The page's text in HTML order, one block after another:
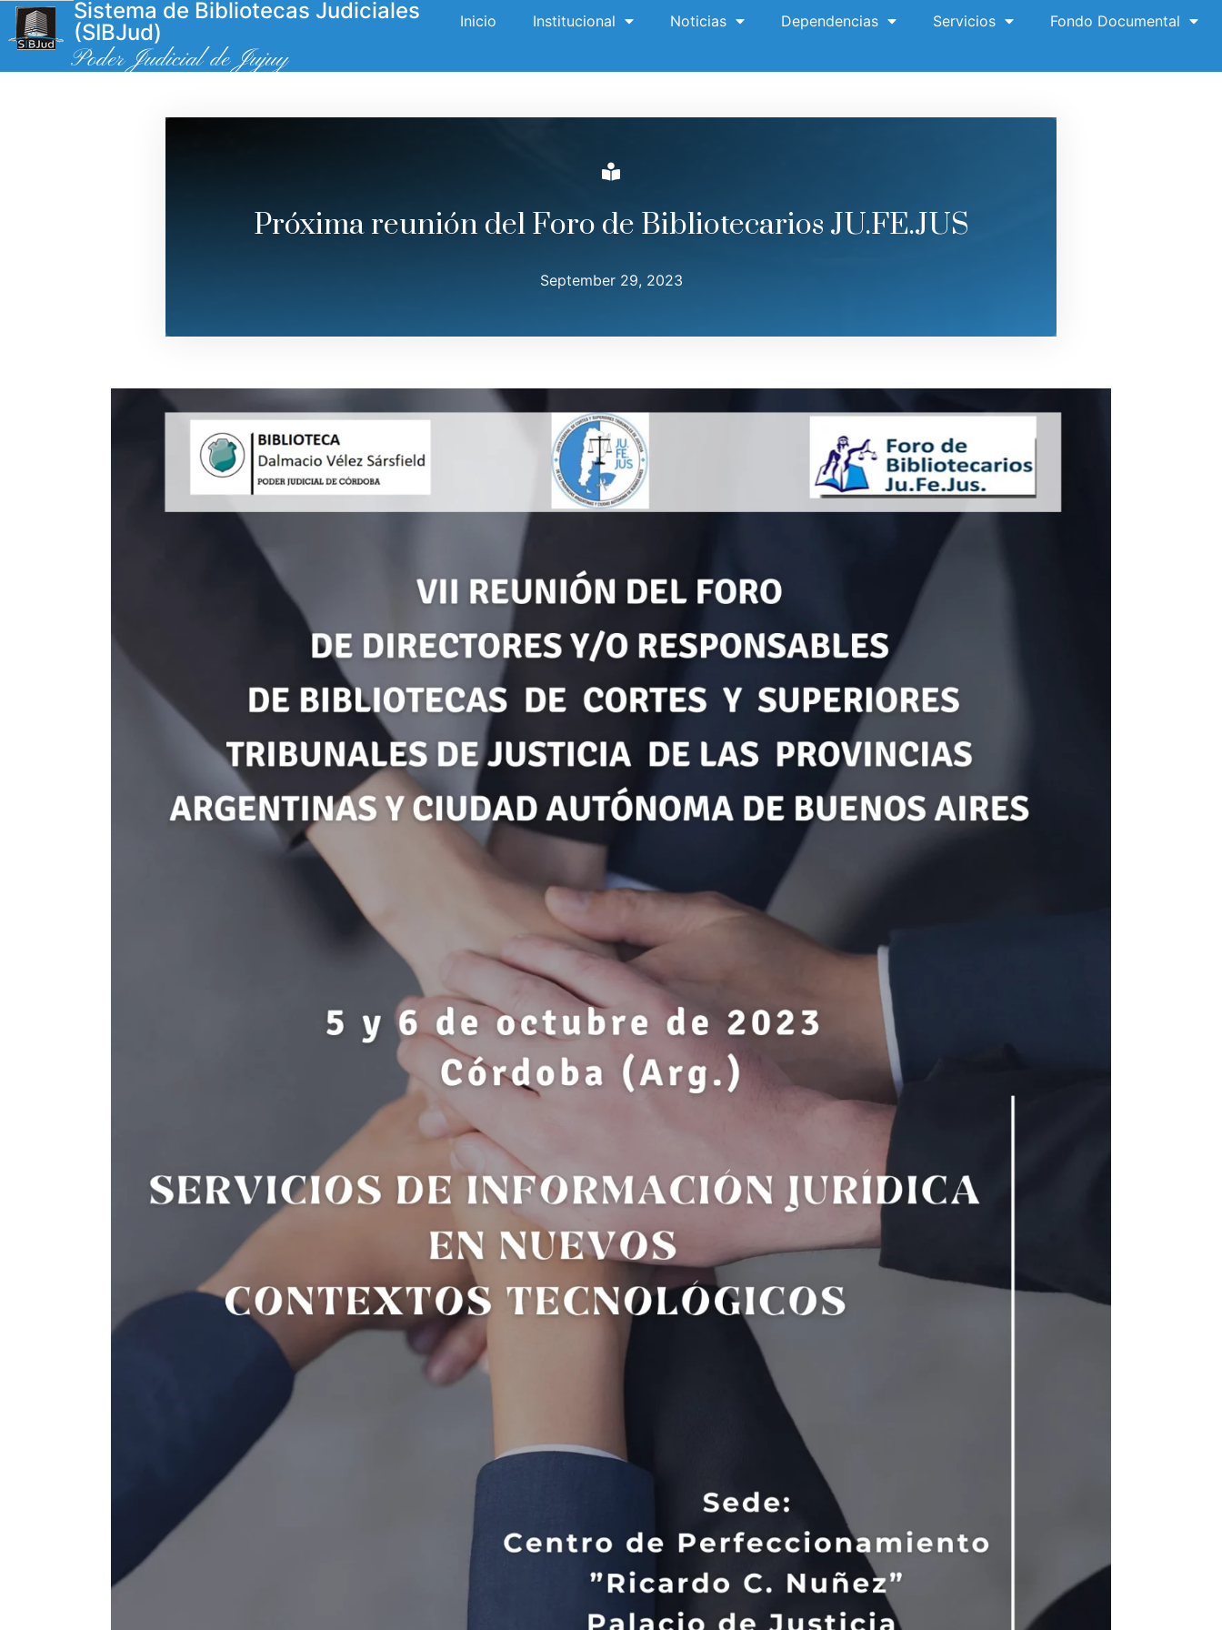
Sistema de Bibliotecas Judiciales
(SIBJud)
Poder Judicial de Jujuy
Inicio Institucional Noticias Dependencias Servicios Fondo Documental
Próxima reunión del Foro de Bibliotecarios JU.FE.JUS
September 29, 2023